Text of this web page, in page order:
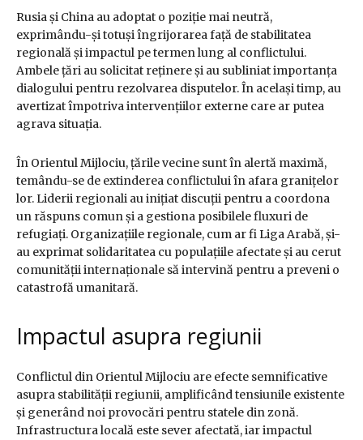
Rusia și China au adoptat o poziție mai neutră,
exprimându-și totuși îngrijorarea față de stabilitatea
regională și impactul pe termen lung al conflictului.
Ambele țări au solicitat reținere și au subliniat importanța
dialogului pentru rezolvarea disputelor. În același timp, au
avertizat împotriva intervențiilor externe care ar putea
agrava situația.
În Orientul Mijlociu, țările vecine sunt în alertă maximă,
temându-se de extinderea conflictului în afara granițelor
lor. Liderii regionali au inițiat discuții pentru a coordona
un răspuns comun și a gestiona posibilele fluxuri de
refugiați. Organizațiile regionale, cum ar fi Liga Arabă, și-
au exprimat solidaritatea cu populațiile afectate și au cerut
comunității internaționale să intervină pentru a preveni o
catastrofă umanitară.
Impactul asupra regiunii
Conflictul din Orientul Mijlociu are efecte semnificative
asupra stabilității regiunii, amplificând tensiunile existente
și generând noi provocări pentru statele din zonă.
Infrastructura locală este sever afectată, iar impactul